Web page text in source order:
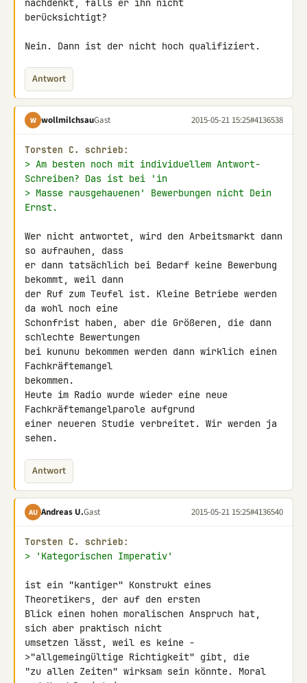
nachdenkt, falls er ihn nicht
berücksichtigt?
Nein. Dann ist der nicht hoch qualifiziert.
Antwort
W wollmilchsauGast 2015-05-21 15:25#4136538
Torsten C. schrieb:
> Am besten noch mit individuellem Antwort-
Schreiben? Das ist bei 'in
> Masse rausgehauenen' Bewerbungen nicht Dein
Ernst.
Wer nicht antwortet, wird den Arbeitsmarkt dann
so aufrauhen, dass
er dann tatsächlich bei Bedarf keine Bewerbung
bekommt, weil dann
der Ruf zum Teufel ist. Kleine Betriebe werden
da wohl noch eine
Schonfrist haben, aber die Größeren, die dann
schlechte Bewertungen
bei kununu bekommen werden dann wirklich einen
Fachkräftemangel
bekommen.
Heute im Radio wurde wieder eine neue
Fachkräftemangelparole aufgrund
einer neueren Studie verbreitet. Wir werden ja
sehen.
Antwort
AU Andreas U.Gast 2015-05-21 15:25#4136540
Torsten C. schrieb:
> 'Kategorischen Imperativ'
ist ein "kantiger" Konstrukt eines
Theoretikers, der auf den ersten
Blick einen hohen moralischen Anspruch hat,
sich aber praktisch nicht
umsetzen lässt, weil es keine -
>"allgemeingültige Richtigkeit" gibt, die
"zu allen Zeiten" wirksam sein könnte. Moral